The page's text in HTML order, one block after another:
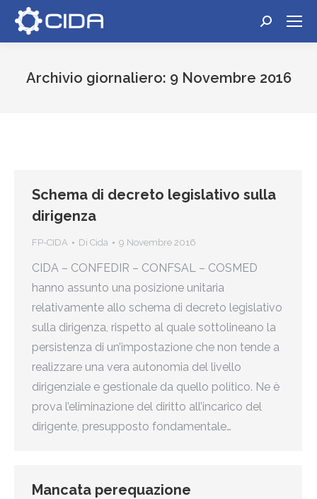
Cerca:
Archivio giornaliero: 9 Novembre 2016
Schema di decreto legislativo sulla
dirigenza
FP-CIDA Di Cida 9 Novembre 2016
CIDA – CONFEDIR – CONFSAL – COSMED
hanno assunto una posizione unitaria
relativamente allo schema di decreto legislativo
sulla dirigenza, rispetto al quale sottolineano la
persistenza di un’impostazione che non tende a
realizzare una vera autonomia del livello
dirigenziale e gestionale da quello politico. Ne è
prova l’eliminazione del diritto all’incarico del
dirigente, presupposto fondamentale…
Mancata perequazione